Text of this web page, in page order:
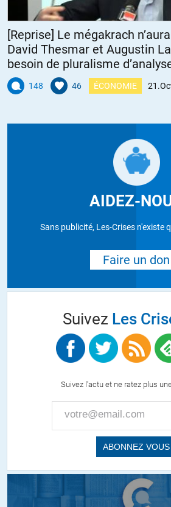
[Reprise] Le mégakrach
David Thesmar et Augustin
besoin de pluralisme
148 46 ÉCONOMIE
AIDEZ-
Sans publicité, Les-Crises n'existe
Faire un don
Suivez Les
Suivez l'actu et ne ratez plus